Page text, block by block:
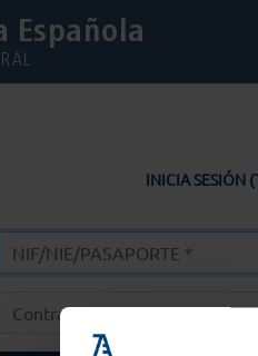
Española
INICIA SESIÓN